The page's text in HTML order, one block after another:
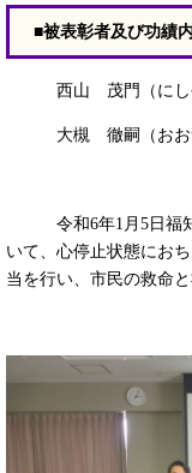
■被表彰者及び功績
西山 茂門（にし
大槻 徹嗣（おお
令和6年1月5日福知
いて、心停止状態にお
当を行い、市民の救命